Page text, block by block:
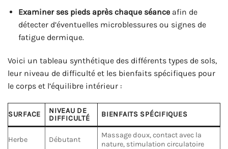
Examiner ses pieds après chaque séanceafin de
détecter d’éventuelles microblessures ou signes de
fatigue dermique.
Voici un tableau synthétique des différents types de sols,
leur niveau de difficulté et les bienfaits spécifiques pour
le corps et l’équilibre intérieur :
SURFACE
NIVEAU DE
DIFFICULTÉ
BIENFAITS SPÉCIFIQUES
Herbe Débutant
Massage doux, contact avec la
nature, stimulation circulatoire